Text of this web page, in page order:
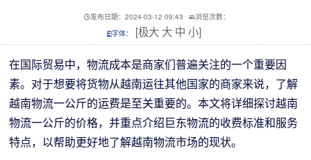
发布日期：2024-03-12 09:43
浏览次数：
字体：
[极大 大 中 小]
在国际贸易中，物流成本是商家们普遍关注的一个重要因
素。对于想要将货物从越南运往其他国家的商家来说，了解
越南物流一公斤的运费是至关重要的。本文将详细探讨越南
物流一公斤的价格，并重点介绍巨东物流的收费标准和服务
特点，以帮助更好地了解越南物流市场的现状。